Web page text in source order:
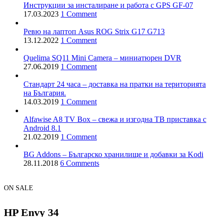
Инструкции за инсталиране и работа с GPS GF-07
17.03.2023 1 Comment
Ревю на лаптоп Asus ROG Strix G17 G713
13.12.2022 1 Comment
Quelima SQ11 Mini Camera – миниатюрен DVR
27.06.2019 1 Comment
Стандарт 24 часа – доставка на пратки на територията
на България.
14.03.2019 1 Comment
Alfawise A8 TV Box – свежа и изгодна ТВ приставка с
Android 8.1
21.02.2019 1 Comment
BG Addons – Българско хранилище и добавки за Kodi
28.11.2018 6 Comments
ON SALE
HP Envy 34